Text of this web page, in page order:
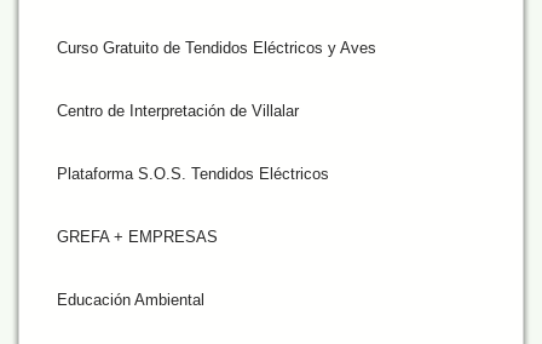
Curso Gratuito de Tendidos Eléctricos y Aves
Centro de Interpretación de Villalar
Plataforma S.O.S. Tendidos Eléctricos
GREFA + EMPRESAS
Educación Ambiental